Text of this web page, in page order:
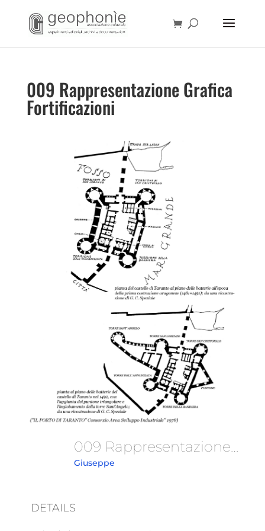
009 Rappresentazione Grafica
Fortificazioni
009 Rappresentazione Grafica Fortificazioni
Giuseppe
DETAILS